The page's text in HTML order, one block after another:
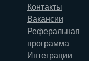
Контакты
Вакансии
Реферальная
программа
Интеграции